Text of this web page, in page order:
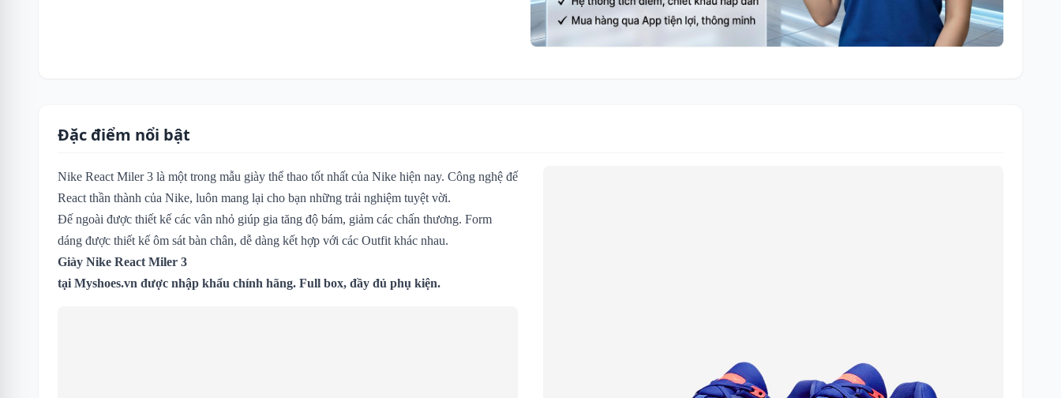
Đặc điểm nổi bật
Nike React Miler 3 là một trong mẫu giày thể thao tốt nhất của Nike hiện nay. Công nghệ đế
React thần thành của Nike, luôn mang lại cho bạn những trải nghiệm tuyệt vời.
Đế ngoài được thiết kế các vân nhỏ giúp gia tăng độ bám, giảm các chấn thương. Form
dáng được thiết kế ôm sát bàn chân, dễ dàng kết hợp với các Outfit khác nhau.
Giày Nike React Miler 3
tại Myshoes.vn được nhập khẩu chính hãng. Full box, đầy đủ phụ kiện.